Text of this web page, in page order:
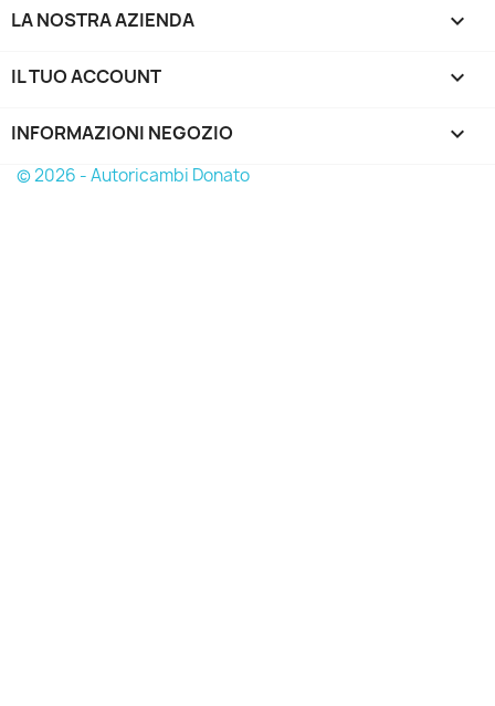
LA NOSTRA AZIENDA 
IL TUO ACCOUNT 
INFORMAZIONI NEGOZIO keyboard_arrow_down
© 2026 - Autoricambi Donato